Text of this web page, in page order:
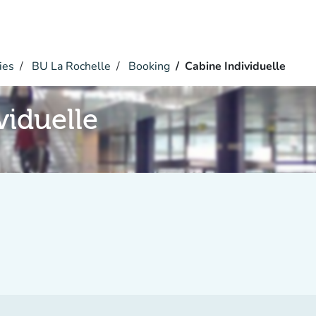
BU La Rochelle Booking Cabine Individuelle